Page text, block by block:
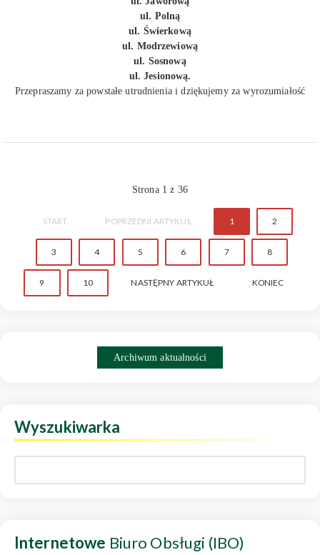
ul. Polną
ul. Świerkową
ul. Modrzewiową
ul. Sosnową
ul. Jesionową.
Przepraszamy za powstałe utrudnienia i dziękujemy za wyrozumiałość
Strona 1 z 36
START POPRZEDNI ARTYKUŁ 1 2
3 4 5 6 7 8
9 10 NASTĘPNY ARTYKUŁ KONIEC
Archiwum aktualności
Wyszukiwarka
Internetowe Biuro Obsługi (IBO)